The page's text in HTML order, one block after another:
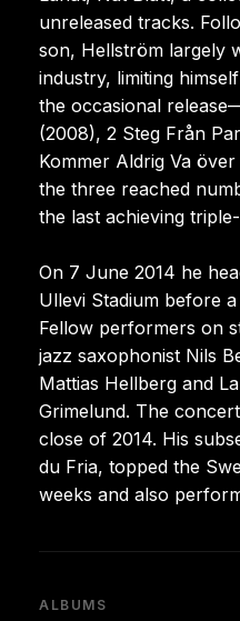
unreleased tracks.
son, Hellström largely
industry, limiting
the occasional
(2008), 2 Steg Från
Kommer Aldrig Va
the three reached
the last achieving
On 7 June 2014 he
Ullevi Stadium before
Fellow performers on
jazz saxophonist Nils
Mattias Hellberg and
Grimelund. The
close of 2014. His
du Fria, topped the
weeks and also
ALBUMS